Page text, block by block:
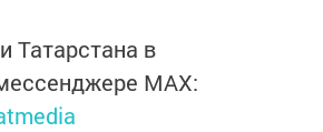
Татарстана в
MАХ: